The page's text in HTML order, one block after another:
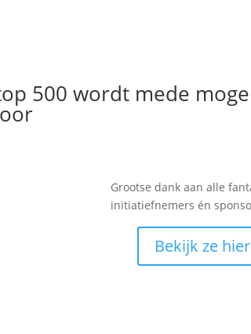
500 wordt mede
Grootse dank aan alle
initiatiefnemers én
Bekijk ze